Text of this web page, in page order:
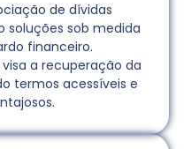
de dívidas
soluções sob medida
financeiro.
a recuperação da
termos acessíveis e